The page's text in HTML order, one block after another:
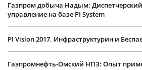
Газпром добыча Надым:
управление на базе PI System
PI Vision 2017. Инфраструктурин и
Газпромнефть-Омский НПЗ: Опыт